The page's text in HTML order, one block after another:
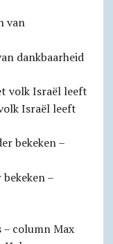
dankbaarheid
Israël leeft
–